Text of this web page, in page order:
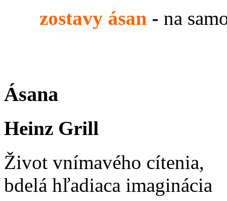
zostavy ásan - na
Ásana
Heinz Grill
Život vnímavého cítenia,
bdelá hľadiaca imaginácia